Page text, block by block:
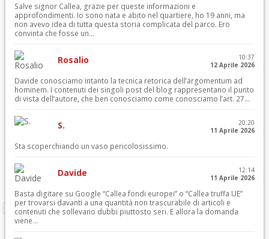
Salve signor Callea, grazie per queste informazioni e
approfondimenti. Io sono nata e abito nel quartiere, ho 19 anni, ma
non avevo idea di tutta questa storia complicata del parco. Ero
convinta che fosse un...
Rosalio
10:37
12 Aprile 2026
Davide conosciamo intanto la tecnica retorica dell’argomentum ad
hominem. I contenuti dei singoli post del blog rappresentano il punto
di vista dell’autore, che ben conosciamo come conosciamo l’art. 27...
S.
20:20
11 Aprile 2026
Sta scoperchiando un vaso pericolosissimo.
Davide
12:14
11 Aprile 2026
Basta digitare su Google “Callea fondi europei” o “Callea truffa UE”
per trovarsi davanti a una quantità non trascurabile di articoli e
contenuti che sollevano dubbi piuttosto seri. E allora la domanda
viene...